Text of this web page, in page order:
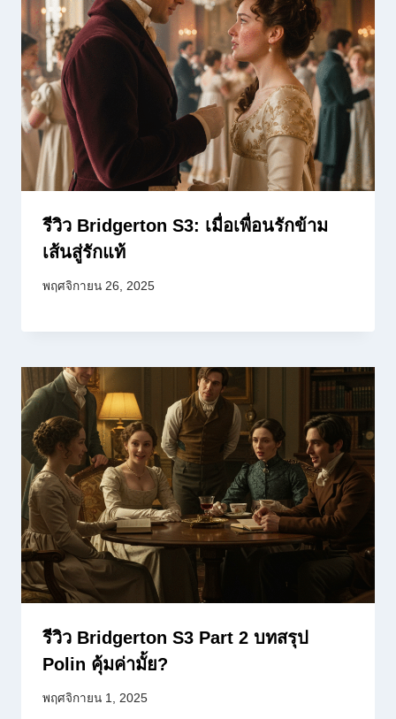
รีวิว Bridgerton S3: เมื่อเพื่อนรักข้าม
เส้นสู่รักแท้
พฤศจิกายน 26, 2025
รีวิว Bridgerton S3 Part 2 บทสรุป
Polin คุ้มค่ามั้ย?
พฤศจิกายน 1, 2025